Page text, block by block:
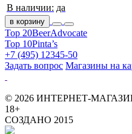
В наличии: да
в корзину
Top 20BeerAdvocate
Top 10Pinta’s
+7 (495) 12345-50
Задать вопрос Магазины на
© 2026 ИНТЕРНЕТ-МАГАЗИН
18+
СОЗДАНО 2015